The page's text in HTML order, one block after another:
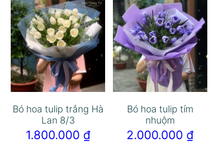
Bó hoa tulip trắng Hà
Lan 8/3
1.800.000 ₫
Bó hoa tulip tím
nhuộm
2.000.000 ₫